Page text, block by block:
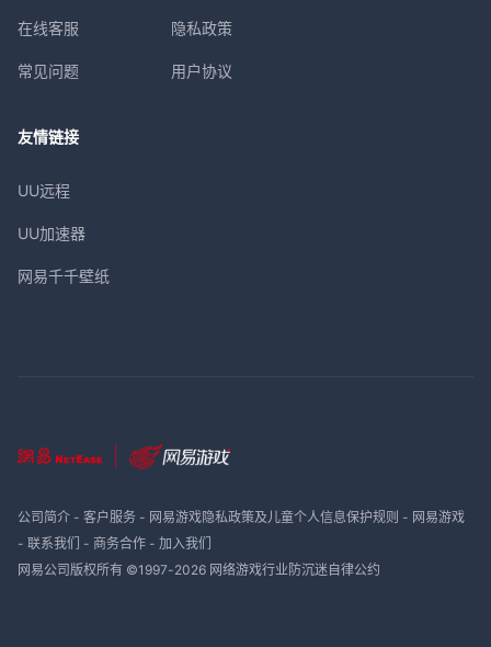
在线客服
常见问题
隐私政策
用户协议
友情链接
UU远程
UU加速器
网易千千壁纸
公司简介- 客户服务- 网易游戏隐私政策及儿童个人信息保护规则 - 网易游戏
- 联系我们 - 商务合作- 加入我们
网易公司版权所有 ©1997-2026 网络游戏行业防沉迷自律公约